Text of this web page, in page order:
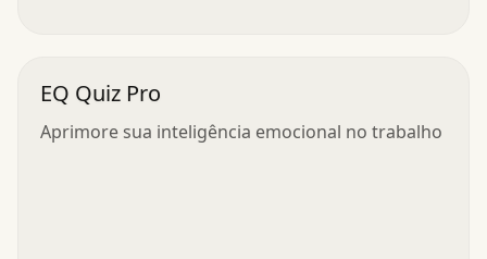
EQ Quiz Pro
Aprimore sua inteligência emocional no trabalho